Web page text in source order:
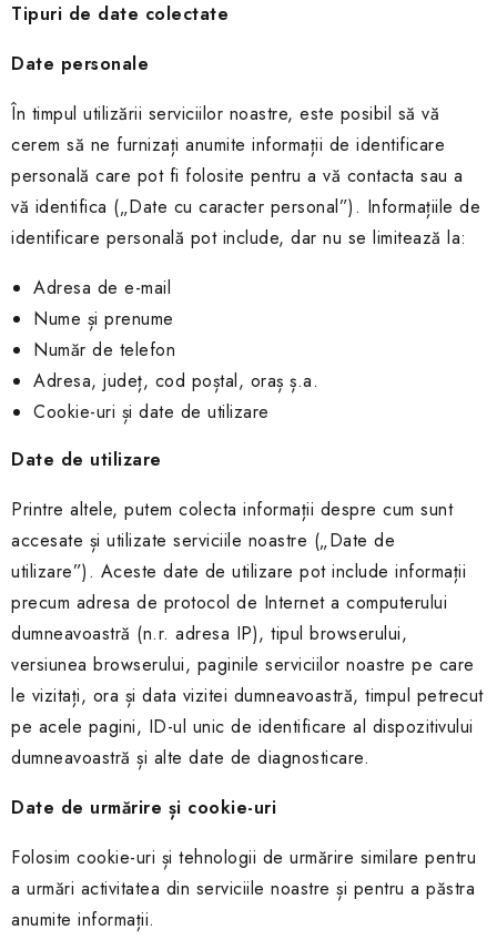
Tipuri de date colectate
Date personale
În timpul utilizării serviciilor noastre, este posibil să vă
cerem să ne furnizați anumite informații de identificare
personală care pot fi folosite pentru a vă contacta sau a
vă identifica („Date cu caracter personal”). Informațiile de
identificare personală pot include, dar nu se limitează la:
Adresa de e-mail
Nume și prenume
Număr de telefon
Adresa, județ, cod poștal, oraș ș.a.
Cookie-uri și date de utilizare
Date de utilizare
Printre altele, putem colecta informații despre cum sunt
accesate și utilizate serviciile noastre („Date de
utilizare”). Aceste date de utilizare pot include informații
precum adresa de protocol de Internet a computerului
dumneavoastră (n.r. adresa IP), tipul browserului,
versiunea browserului, paginile serviciilor noastre pe care
le vizitați, ora și data vizitei dumneavoastră, timpul petrecut
pe acele pagini, ID-ul unic de identificare al dispozitivului
dumneavoastră și alte date de diagnosticare.
Date de urmărire și cookie-uri
Folosim cookie-uri și tehnologii de urmărire similare pentru
a urmări activitatea din serviciile noastre și pentru a păstra
anumite informații.